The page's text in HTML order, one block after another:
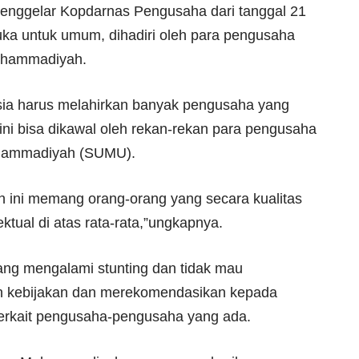
Kopdarnas Pengusaha dari tanggal 21
untuk umum, dihadiri oleh para pengusaha
harus melahirkan banyak pengusaha yang
bisa dikawal oleh rekan-rekan para pengusaha
(SUMU).
ini memang orang-orang yang secara kualitas
di atas rata-rata,”ungkapnya.
mengalami stunting dan tidak mau
dan merekomendasikan kepada
pengusaha-pengusaha yang ada.